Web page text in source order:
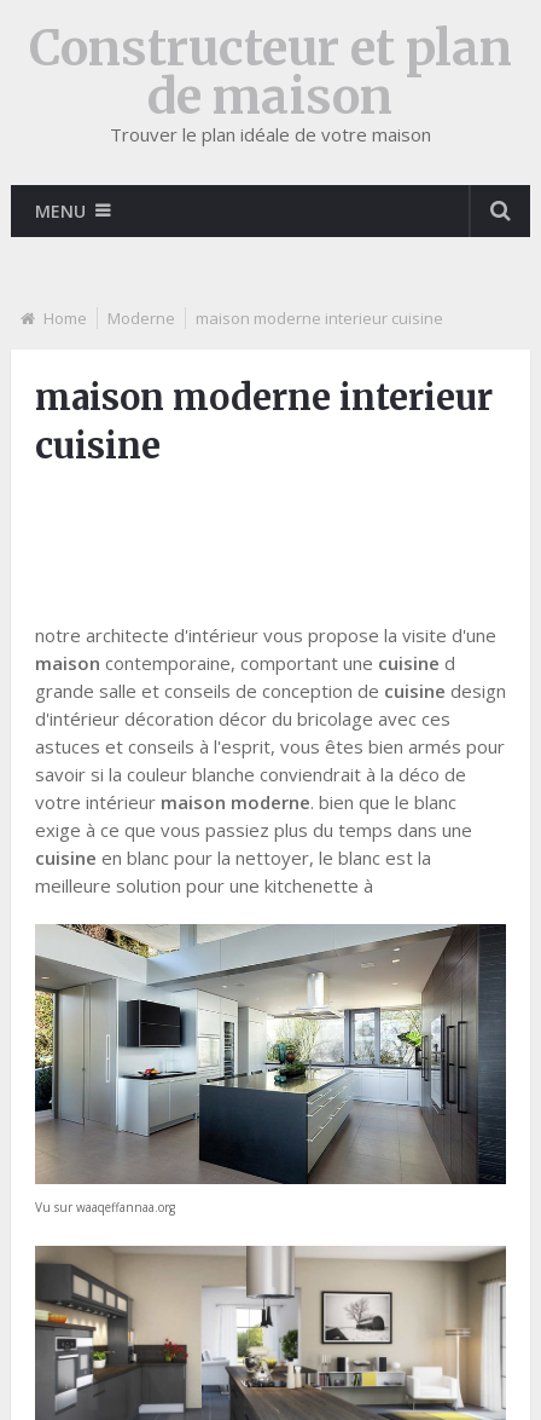
Constructeur et plan
de maison
Trouver le plan idéale de votre maison
MENU
Home Moderne maison moderne interieur cuisine
maison moderne interieur
cuisine
notre architecte d'intérieur vous propose la visite d'une
maison contemporaine, comportant une cuisine d
grande salle et conseils de conception de cuisine design
d'intérieur décoration décor du bricolage avec ces
astuces et conseils à l'esprit, vous êtes bien armés pour
savoir si la couleur blanche conviendrait à la déco de
votre intérieur maison moderne. bien que le blanc
exige à ce que vous passiez plus du temps dans une
cuisine en blanc pour la nettoyer, le blanc est la
meilleure solution pour une kitchenette à
Vu sur waaqeffannaa.org